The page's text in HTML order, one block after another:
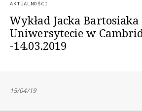
AKTUALNOŚCI
Wykład Jacka
Uniwersytecie w
-14.03.2019
15/04/19